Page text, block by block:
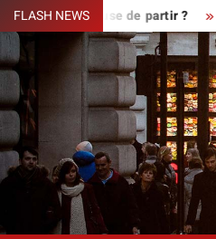
Skip
to
content
FLASH NEWS
refuse de partir ? Faut-il